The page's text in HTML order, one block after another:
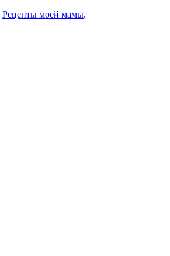
Рецепты моей мамы.